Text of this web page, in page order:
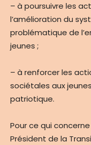
– à poursuivre les
l’amélioration du
problématique de
jeunes ;
– à renforcer les
sociétales aux
patriotique.
Pour ce qui
Président de la